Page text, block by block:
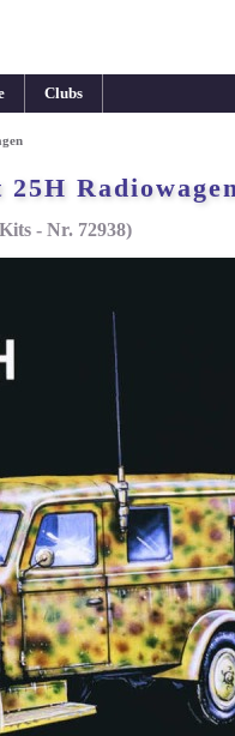
Clubs
- Nr. 72938)